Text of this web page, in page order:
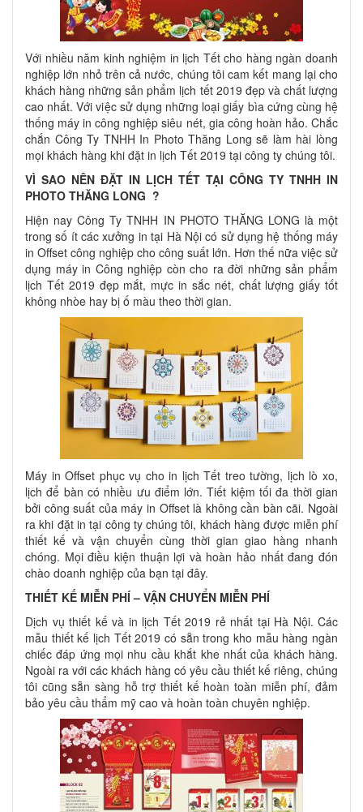
Với nhiều năm kinh nghiệm in lịch Tết cho hàng ngàn doanh
nghiệp lớn nhỏ trên cả nước, chúng tôi cam kết mang lại cho
khách hàng những sản phẩm lịch tết 2019 đẹp và chất lượng
cao nhất. Với việc sử dụng những loại giấy bìa cứng cùng hệ
thống máy in công nghiệp siêu nét, gia công hoàn hảo. Chắc
chắn Công Ty TNHH In Photo Thăng Long sẽ làm hài lòng
mọi khách hàng khi đặt in lịch Tết 2019 tại công ty chúng tôi.
VÌ SAO NÊN ĐẶT IN LỊCH TẾT TẠI CÔNG TY TNHH IN
PHOTO THĂNG LONG ?
Hiện nay Công Ty TNHH IN PHOTO THĂNG LONG là một
trong số ít các xưởng in tại Hà Nội có sử dụng hệ thống máy
in Offset công nghiệp cho công suất lớn. Hơn thế nữa việc sử
dụng máy in Công nghiệp còn cho ra đời những sản phẩm
lịch Tết 2019 đẹp mắt, mực in sắc nét, chất lượng giấy tốt
không nhòe hay bị ố màu theo thời gian.
Máy in Offset phục vụ cho in lịch Tết treo tường, lịch lò xo,
lịch để bàn có nhiều ưu điểm lớn. Tiết kiệm tối đa thời gian
bởi công suất của máy in Offset là không cần bàn cãi. Ngoài
ra khi đặt in tại công ty chúng tôi, khách hàng được miễn phí
thiết kế và vận chuyển cùng thời gian giao hàng nhanh
chóng. Mọi điều kiện thuận lợi và hoàn hảo nhất đang đón
chào doanh nghiệp của bạn tại đây.
THIẾT KẾ MIỄN PHÍ – VẬN CHUYỂN MIỄN PHÍ
Dịch vụ thiết kế và in lịch Tết 2019 rẻ nhất tại Hà Nội. Các
mẫu thiết kế lịch Tết 2019 có sẵn trong kho mẫu hàng ngàn
chiếc đáp ứng mọi nhu cầu khắt khe nhất của khách hàng.
Ngoài ra với các khách hàng có yêu cầu thiết kế riêng, chúng
tôi cũng sẵn sàng hỗ trợ thiết kế hoàn toàn miễn phí, đảm
bảo yêu cầu thẩm mỹ cao và hoàn toàn chuyên nghiệp.